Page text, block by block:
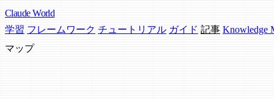
Claude World
学習 フレームワーク チュートリアル ガイド 記事 Knowledge
マップ